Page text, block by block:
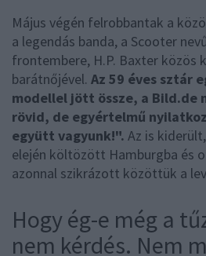
Május végén felrobbantak a
a legendás banda, a Scooter
frontembere, H.P. Baxter közös
barátnőjével. Az 59 éves sztár
modellel jött össze, a Bild.de
rövid, de egyértelmű
együtt vagyunk!". Az is
elején költözött Hamburgba és
azonnal szikrázott közöttük a
Hogy ég-e még a
nem kérdés. Nem